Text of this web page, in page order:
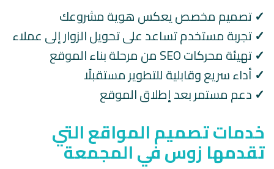
✓تصميم مخصص يعكس هوية مشروعك
✓تجربة مستخدم تساعد على تحويل الزوار إلى عملاء
✓تهيئة محركات SEO من مرحلة بناء الموقع
✓ أداء سريع وقابلية للتطوير مستقبلًا
✓ دعم مستمر بعد إطلاق الموقع
خدمات تصميم المواقع التي
تقدمها زوس في المجمعة